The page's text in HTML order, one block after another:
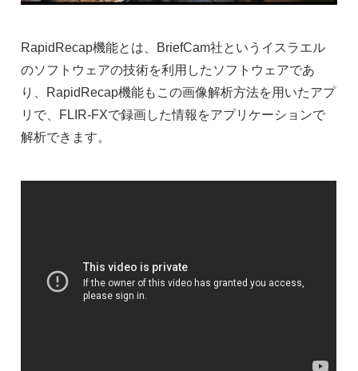
RapidRecap機能とは、BriefCam社というイスラエル
のソフトウェアの技術を利用したソフトウェアであ
り、RapidRecap機能もこの画像解析方法を用いたアプ
リで、FLIR-FXで録画した情報をアプリケーションで
解析できます。